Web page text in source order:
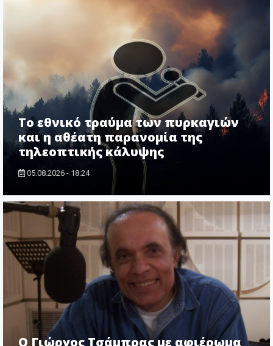
Το εθνικό τραύμα των πυρκαγιών
και η αθέατη παρανομία της
τηλεοπτικής κάλυψης
05.08.2026 - 18:24
O Γιώργος Τσάμπρας με αφιέρωμα